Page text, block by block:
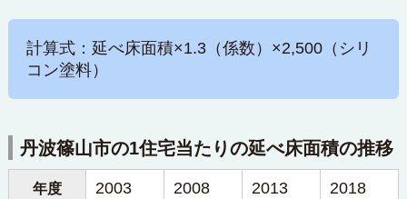
計算式：延べ床面積×1.3（係数）×2,500（シリ
コン塗料）
丹波篠山市の1住宅当たりの延べ床面積の推移
年度 2003 2008 2013 2018